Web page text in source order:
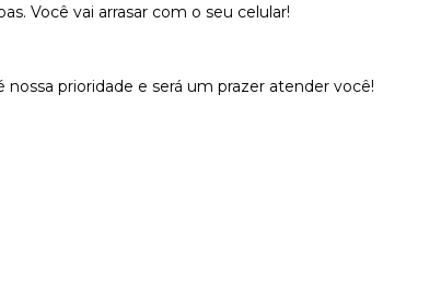
Você vai arrasar com o seu celular!
prioridade e será um prazer atender você!